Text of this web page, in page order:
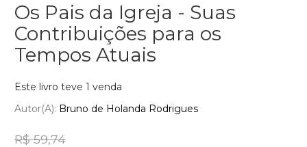
Os Pais da Igreja - Suas
Contribuições para os
Tempos Atuais
Este livro teve 1 venda
Autor(a): Bruno de Holanda Rodrigues
R$ 59,74